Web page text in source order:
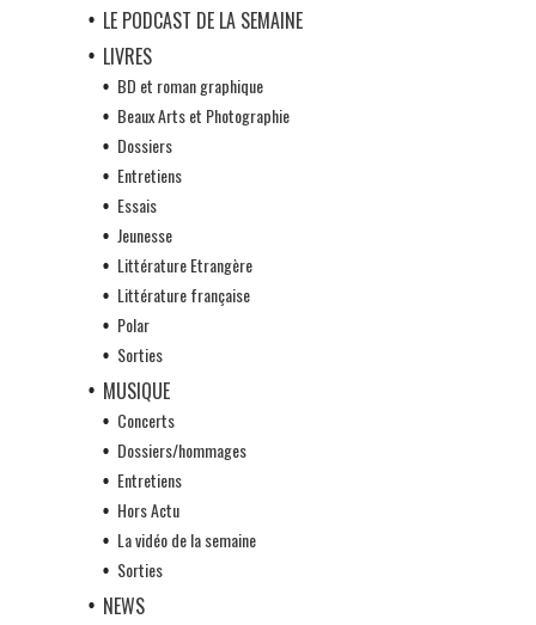
LE PODCAST DE LA SEMAINE
LIVRES
BD et roman graphique
Beaux Arts et Photographie
Dossiers
Entretiens
Essais
Jeunesse
Littérature Etrangère
Littérature française
Polar
Sorties
MUSIQUE
Concerts
Dossiers/hommages
Entretiens
Hors Actu
La vidéo de la semaine
Sorties
NEWS